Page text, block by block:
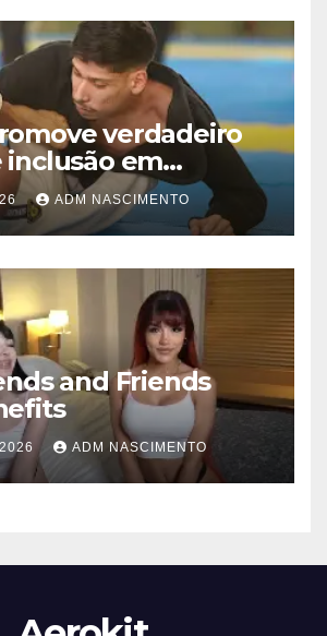
verdadeiro
inclusão em
com emocionante
Jiu-Jitsu
ADM NASCIMENTO
and Friends
ADM NASCIMENTO